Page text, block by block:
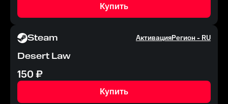
Купить
Steam АктивацияРегион -RU
Desert Law
150₽
Купить